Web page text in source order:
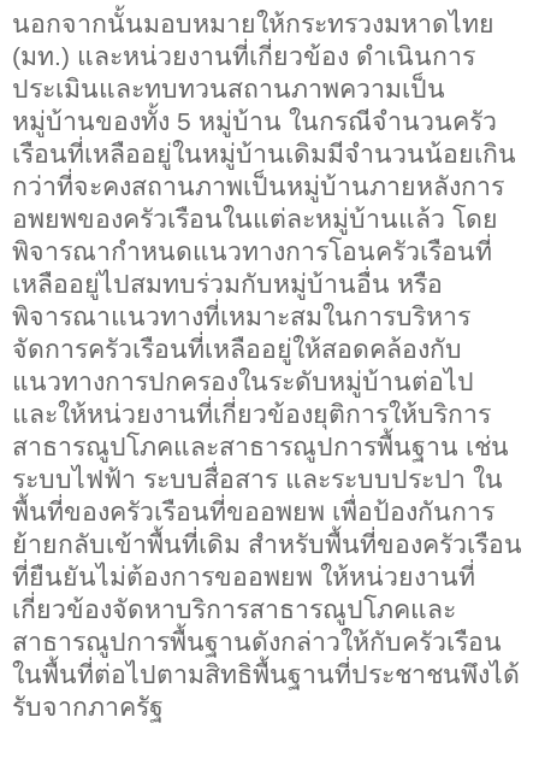
นอกจากนั้นมอบหมายให้กระทรวงมหาดไทย
(มท.) และหน่วยงานที่เกี่ยวข้อง ดำเนินการ
ประเมินและทบทวนสถานภาพความเป็น
หมู่บ้านของทั้ง 5 หมู่บ้าน ในกรณีจำนวนครัว
เรือนที่เหลืออยู่ในหมู่บ้านเดิมมีจำนวนน้อยเกิน
กว่าที่จะคงสถานภาพเป็นหมู่บ้านภายหลังการ
อพยพของครัวเรือนในแต่ละหมู่บ้านแล้ว โดย
พิจารณากำหนดแนวทางการโอนครัวเรือนที่
เหลืออยู่ไปสมทบร่วมกับหมู่บ้านอื่น หรือ
พิจารณาแนวทางที่เหมาะสมในการบริหาร
จัดการครัวเรือนที่เหลืออยู่ให้สอดคล้องกับ
แนวทางการปกครองในระดับหมู่บ้านต่อไป
และให้หน่วยงานที่เกี่ยวข้องยุติการให้บริการ
สาธารณูปโภคและสาธารณูปการพื้นฐาน เช่น
ระบบไฟฟ้า ระบบสื่อสาร และระบบประปา ใน
พื้นที่ของครัวเรือนที่ขออพยพ เพื่อป้องกันการ
ย้ายกลับเข้าพื้นที่เดิม สำหรับพื้นที่ของครัวเรือน
ที่ยืนยันไม่ต้องการขออพยพ ให้หน่วยงานที่
เกี่ยวข้องจัดหาบริการสาธารณูปโภคและ
สาธารณูปการพื้นฐานดังกล่าวให้กับครัวเรือน
ในพื้นที่ต่อไปตามสิทธิพื้นฐานที่ประชาชนพึงได้
รับจากภาครัฐ